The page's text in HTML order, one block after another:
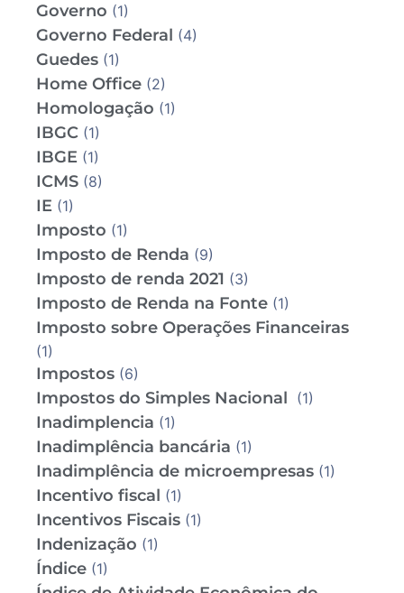
Governo (1)
Governo Federal (4)
Guedes (1)
Home Office (2)
Homologação (1)
IBGC (1)
IBGE (1)
ICMS (8)
IE (1)
Imposto (1)
Imposto de Renda (9)
Imposto de renda 2021 (3)
Imposto de Renda na Fonte (1)
Imposto sobre Operações Financeiras
(1)
Impostos (6)
Impostos do Simples Nacional (1)
Inadimplencia (1)
Inadimplência bancária (1)
Inadimplência de microempresas (1)
Incentivo fiscal (1)
Incentivos Fiscais (1)
Indenização (1)
Índice (1)